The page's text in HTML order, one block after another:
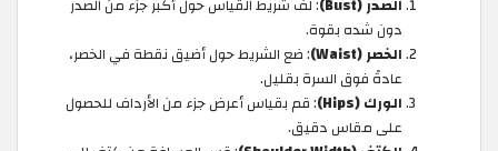
الصدر (Bust)
: لفّ شريط القياس حول أكبر جزء من الصدر
دون شده بقوة.
الخصر (Waist)
: ضع الشريط حول أضيق نقطة في الخصر،
عادةً فوق السرة بقليل.
الورك (Hips)
: قم بقياس أعرض جزء من الأرداف للحصول
على مقاس دقيق.